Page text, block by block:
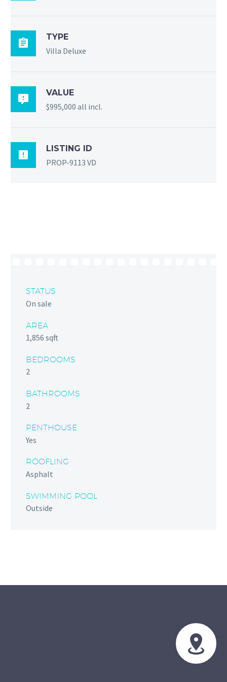

TYPE
Villa Deluxe

VALUE
$995,000 all incl.

LISTING ID
PROP-9113 VD
STATUS
On sale
AREA
1,856 sqft
BEDROOMS
2
BATHROOMS
2
PENTHOUSE
Yes
ROOFLING
Asphalt
SWIMMING POOL
Outside

